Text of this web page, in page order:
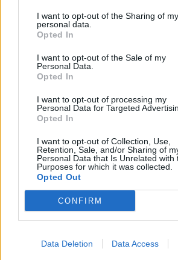
I want to opt-out of the Sharing of my
personal data.
Opted In
I want to opt-out of the Sale of my
Personal Data.
Opted In
I want to opt-out of processing my
Personal Data for Targeted
Opted In
I want to opt-out of Collection, Use,
Retention, Sale, and/or Sharing of
Personal Data that Is Unrelated with
Purposes for which it was collected.
Opted Out
CONFIRM
Data Deletion Data Access
PIÙ LETTI OGGI
Amichevole Ossese: 3-1
doppietta di Tapparello
8 Ago 2026
Il Latte Dolce prende
Mascia, Sorgente,
8 Ago 2026